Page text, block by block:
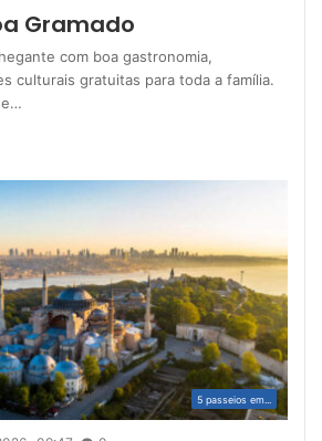
Gramado
com boa gastronomia,
culturais gratuitas para toda a família.
5 passeios em...